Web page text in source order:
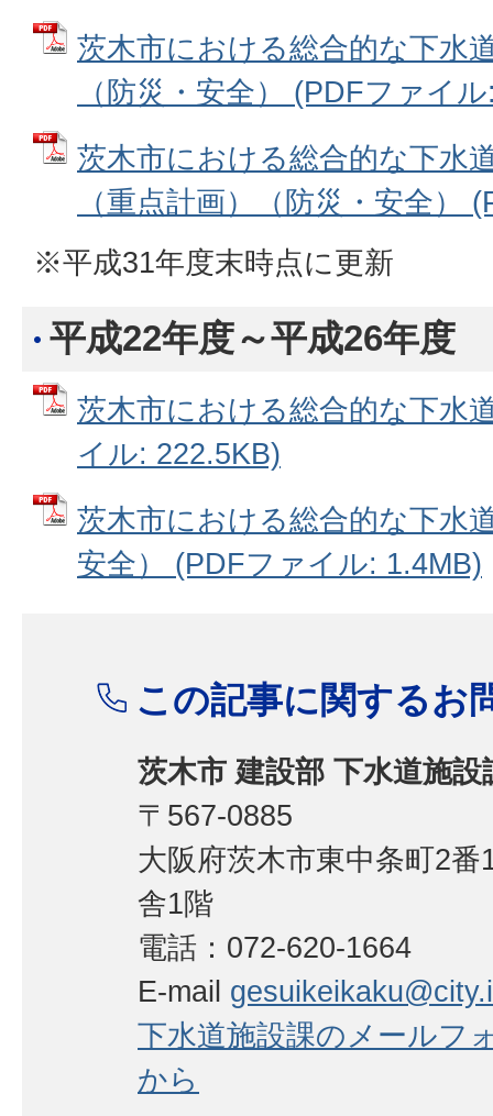
茨木市における総合的な下水
（防災・安全） (PDFファイ
茨木市における総合的な下水
（重点計画）（防災・安全）
※平成31年度末時点に更新
平成22年度～平成26年度
茨木市における総合的な下水
イル: 222.5KB)
茨木市における総合的な下水
安全） (PDFファイル: 1.4MB)
この記事に関するお
茨木市 建設部 下水道施設
〒567-0885
大阪府茨木市東中条町2番
舎1階
電話：072-620-1664
E-mail
下水道施設課のメールフ
から